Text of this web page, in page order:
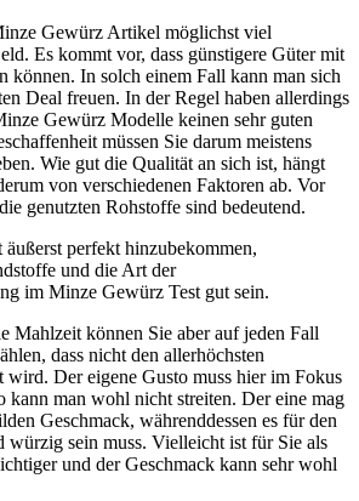
Gewürz Artikel möglichst viel
Es kommt vor, dass günstigere Güter mit
können. In solch einem Fall kann man sich
Deal freuen. In der Regel haben allerdings
Gewürz Modelle keinen sehr guten
müssen Sie darum meistens
Wie gut die Qualität an sich ist, hängt
von verschiedenen Faktoren ab. Vor
genutzten Rohstoffe sind bedeutend.
perfekt hinzubekommen,
und die Art der
im Minze Gewürz Test gut sein.
Mahlzeit können Sie aber auf jeden Fall
dass nicht den allerhöchsten
wird. Der eigene Gusto muss hier im Fokus
kann man wohl nicht streiten. Der eine mag
Geschmack, währenddessen es für den
würzig sein muss. Vielleicht ist für Sie als
und der Geschmack kann sehr wohl